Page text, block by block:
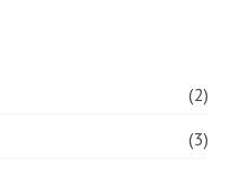
(2)
(3)